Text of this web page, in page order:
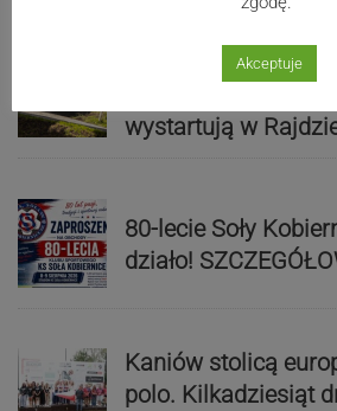
Bracia Szejowie
wystartują w
80-lecie Soły
działo!
Kaniów stolicą
polo. Kilkadziesiąt
Akceptuje